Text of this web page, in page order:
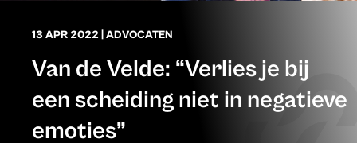
13 APR 2022 ADVOCATEN
Van de Velde: “Verlies je bij
een scheiding niet in negatieve
emoties”